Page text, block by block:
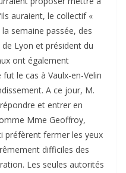
auraient, le collectif «
semaine passée, des
Lyon et président du
ont également
le cas à Vaulx-en-Velin
A ce jour, M.
et entrer en
Mme Geoffroy,
préfèrent fermer les yeux
difficiles des
Les seules autorités